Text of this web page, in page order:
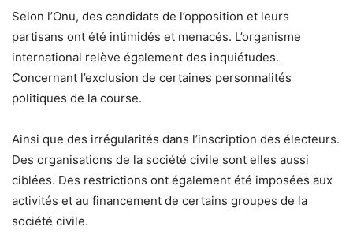
Selon l’Onu, des candidats de l’opposition et leurs
partisans ont été intimidés et menacés. L’organisme
international relève également des inquiétudes.
Concernant l’exclusion de certaines personnalités
politiques de la course.
Ainsi que des irrégularités dans l’inscription des électeurs.
Des organisations de la société civile sont elles aussi
ciblées. Des restrictions ont également été imposées aux
activités et au financement de certains groupes de la
société civile.